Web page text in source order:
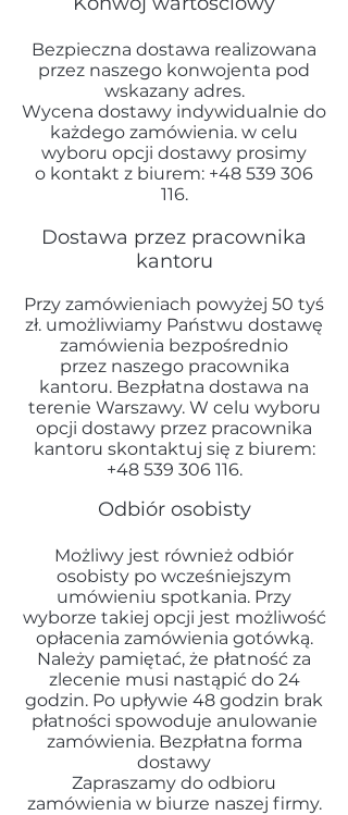
Bezpieczna dostawa realizowana
przez naszego konwojenta pod
wskazany adres.
Wycena dostawy indywidualnie do
każdego zamówienia. w celu
wyboru opcji dostawy prosimy
o kontakt z biurem: +48 539 306
116.
Dostawa przez pracownika
kantoru
Przy zamówieniach powyżej 50 tyś
zł. umożliwiamy Państwu dostawę
zamówienia bezpośrednio
przez naszego pracownika
kantoru. Bezpłatna dostawa na
terenie Warszawy. W celu wyboru
opcji dostawy przez pracownika
kantoru skontaktuj się z biurem:
+48 539 306 116.
Odbiór osobisty
Możliwy jest również odbiór
osobisty po wcześniejszym
umówieniu spotkania. Przy
wyborze takiej opcji jest możliwość
opłacenia zamówienia gotówką.
Należy pamiętać, że płatność za
zlecenie musi nastąpić do 24
godzin. Po upływie 48 godzin brak
płatności spowoduje anulowanie
zamówienia. Bezpłatna forma
dostawy
Zapraszamy do odbioru
zamówienia w biurze naszej firmy.